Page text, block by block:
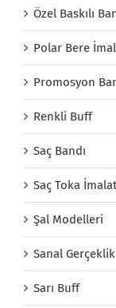
Özel Baskılı
Polar Bere
Promosyon
Renkli Buff
Saç Bandı
Saç Toka
Şal Modelleri
Sanal
Sarı Buff